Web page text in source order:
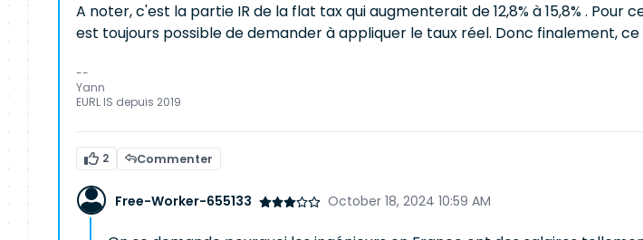
A noter, c'est la partie IR de la flat tax qui augmenterait de 12,8% à 15,8% . Pour
est toujours possible de demander à appliquer le taux réel. Donc finalement,
--
Yann
EURL IS depuis 2019
2 Commenter
Free-Worker-655133 October 18, 2024 10:59 AM